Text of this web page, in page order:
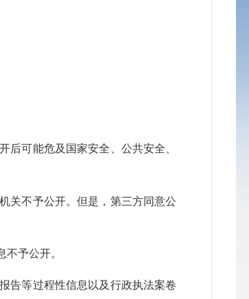
后可能危及国家安全、公共安全、
关不予公开。但是，第三方同意公
予公开。
告等过程性信息以及行政执法案卷